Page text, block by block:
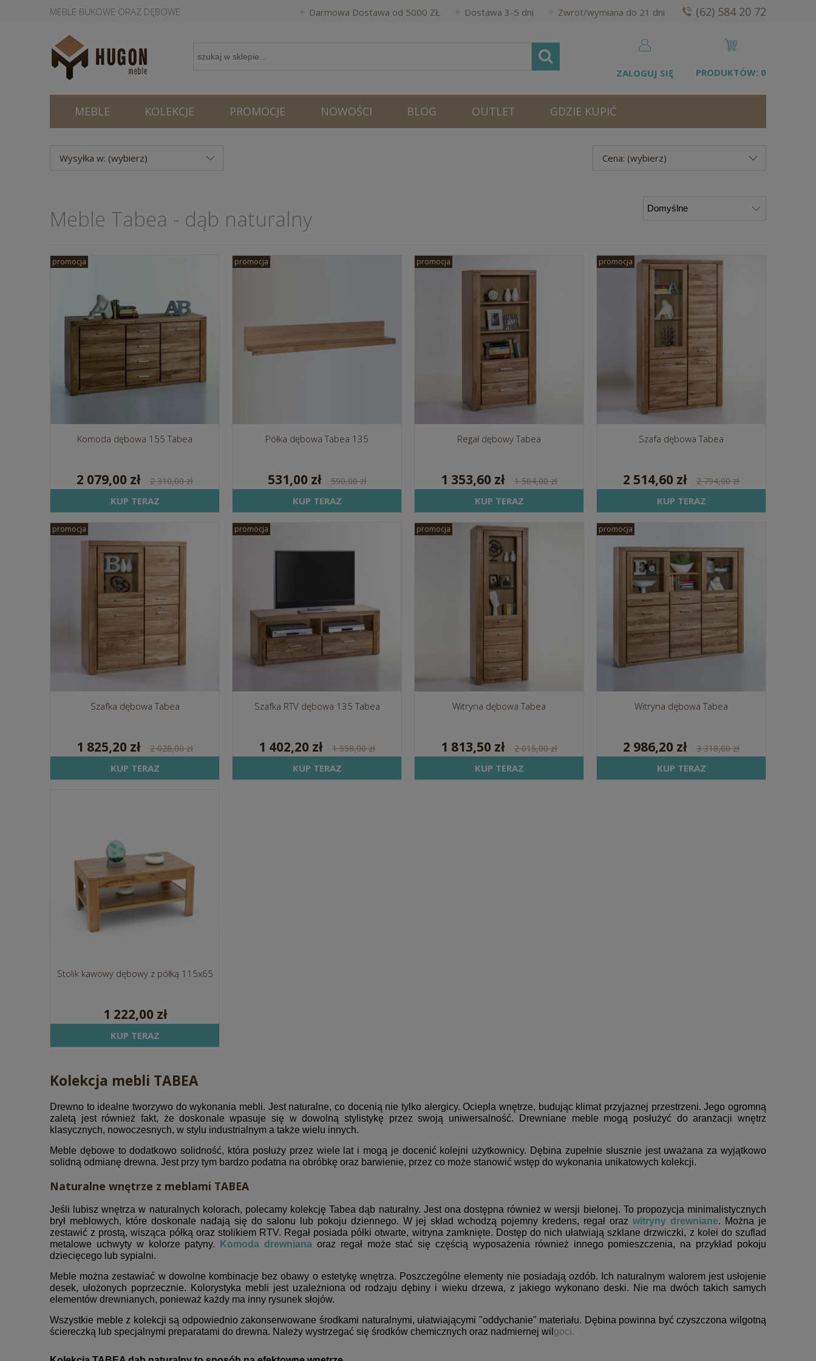
MEBLE BUKOWE ORAZ DĘBOWE Darmowa Dostawa od 5000 ZŁ Dostawa 3-5 dni Zwrot/wymiana do 21 dni (62) 584 20 72
PRODUKTÓW: 0
ZALOGUJ SIĘ
MEBLE KOLEKCJE PROMOCJE NOWOŚCI BLOG OUTLET GDZIE KUPIĆ
Wysyłka w: (wybierz) Cena: (wybierz)
Meble Tabea - dąb naturalny
Komoda dębowa 155 Tabea
2 079,00 zł 2 310,00 zł
KUP TERAZ
promocja
Półka dębowa Tabea 135
531,00 zł 590,00 zł
KUP TERAZ
promocja
Regał dębowy Tabea
1 353,60 zł 1 504,00 zł
KUP TERAZ
promocja
Szafa dębowa Tabea
2 514,60 zł 2 794,00 zł
KUP TERAZ
promocja
Szafka dębowa Tabea
1 825,20 zł 2 028,00 zł
KUP TERAZ
promocja
Szafka RTV dębowa 135 Tabea
1 402,20 zł 1 558,00 zł
KUP TERAZ
promocja
Witryna dębowa Tabea
1 813,50 zł 2 015,00 zł
KUP TERAZ
promocja
Witryna dębowa Tabea
2 986,20 zł 3 318,00 zł
KUP TERAZ
promocja
Stolik kawowy dębowy z półką 115x65
1 222,00 zł
KUP TERAZ
Kolekcja mebli TABEA
Drewno to idealne tworzywo do wykonania mebli. Jest naturalne, co docenią nie tylko alergicy. Ociepla wnętrze, budując klimat przyjaznej przestrzeni. Jego ogromną
zaletą jest również fakt, że doskonale wpasuje się w dowolną stylistykę przez swoją uniwersalność. Drewniane meble mogą posłużyć do aranżacji wnętrz
klasycznych, nowoczesnych, w stylu industrialnym a także wielu innych.
Meble dębowe to dodatkowo solidność, która posłuży przez wiele lat i mogą je docenić kolejni użytkownicy. Dębina zupełnie słusznie jest uważana za wyjątkowo
solidną odmianę drewna. Jest przy tym bardzo podatna na obróbkę oraz barwienie, przez co może stanowić wstęp do wykonania unikatowych kolekcji.
Naturalne wnętrze z meblami TABEA
Jeśli lubisz wnętrza w naturalnych kolorach, polecamy kolekcję Tabea dąb naturalny. Jest ona dostępna również w wersji bielonej. To propozycja minimalistycznych
brył meblowych, które doskonale nadają się do salonu lub pokoju dziennego. W jej skład wchodzą pojemny kredens, regał orazwitryny drewniane. Można je
zestawić z prostą, wisząca półką oraz stolikiem RTV. Regał posiada półki otwarte, witryna zamknięte. Dostęp do nich ułatwiają szklane drzwiczki, z kolei do szuflad
metalowe uchwyty w kolorze patyny.
Komoda drewniana oraz regał może stać się częścią wyposażenia również innego pomieszczenia, na przykład pokoju
dziecięcego lub sypialni.
Meble można zestawiać w dowolne kombinacje bez obawy o estetykę wnętrza. Poszczególne elementy nie posiadają ozdób. Ich naturalnym walorem jest usłojenie
desek, ułożonych poprzecznie. Kolorystyka mebli jest uzależniona od rodzaju dębiny i wieku drzewa, z jakiego wykonano deski. Nie ma dwóch takich samych
elementów drewnianych, ponieważ każdy ma inny rysunek słojów.
Wszystkie meble z kolekcji są odpowiednio zakonserwowane środkami naturalnymi, ułatwiającymi "oddychanie" materiału. Dębina powinna być czyszczona wilgotną
ściereczką lub specjalnymi preparatami do drewna. Należy wystrzegać się środków chemicznych oraz nadmiernej wil goci.